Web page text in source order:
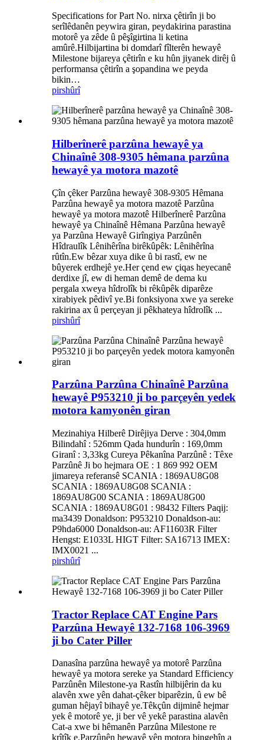
Specifications for Part No. nirxa çêtirîn ji bo
serîlêdanên peywira giran, peydakirina parastina
motorê ya zêde û pêşîgirtina li ketina
amûrê.Hilbijartina bi domdarî fîlterên hewayê
Milestone bijareya çêtirîn e ku hûn jiyanek dirêj û
performansa çêtirîn a şopandina we peyda
bikin…
pirshûrî
Hilberînerê parzûna hewayê ya
Chinaînê 308-9305 hêmana parzûna
hewayê ya motora mazotê
Çîn çêker Parzûna hewayê 308-9305 Hêmana
Parzûna hewayê ya motora mazotê Parzûna
hewayê ya motora mazotê Hilberînerê Parzûna
hewayê ya Chinaînê Hêmana Parzûna hewayê
ya Parzûna Hewayê Girîngiya Parzûnên
Hîdraulîk Lênihêrîna birêkûpêk: Lênihêrîna
rûtîn.Ew bêzar xuya dike û bi rastî, ew ne
bûyerek erdhejê ye.Her çend ew çiqas heyecanê
derdixe jî, ew di heman demê de dema ku
pergala xweya hîdrolîk bi rêkûpêk diparêze
xirabiyek pêdivî ye.Bi fonksiyona xwe ya sereke
rakirina ax û perçeyan ji pêkhateya hîdrolîk ...
pirshûrî
Parzûna Parzûna Chinaînê Parzûna
hewayê P953210 ji bo parçeyên yedek
motora kamyonên giran
Mezinahiya Hilberê Dirêjiya Derve : 304,0mm
Bilindahî : 526mm Qada hundurîn : 169,0mm
Giranî : 3,33kg Cureya Pêkanîna Parzûnê : Têxe
Parzûnê Ji bo hejmara OE : 1 869 992 OEM
jimareya referansê SCANIA : 1869AU8G08
SCANIA : 1869AU8G08 SCANIA :
1869AU8G00 SCANIA : 1869AU8G00
SCANIA : 1869AU8G01 : 98432 Filters Paqij:
ma3439 Donaldson: P953210 Donaldson-au:
P9hda6000 Donaldson-au: AF11603R Filter
Hengst: E1033L HIGT Filter: SA16713 IMEX:
IMX0021 ...
pirshûrî
Tractor Replace CAT Engine Pars
Parzûna Hewayê 132-7168 106-3969
ji bo Cater Piller
Danasîna parzûna hewayê ya motorê Parzûna
hewayê ya motora sereke ya Standard Efficiency
Parzûnên Milestone-ya Rastîn hilbijêrin da ku
alavên xwe yên dahat-çêker biparêzin, û ew bê
guman hêjayî bihayê ye.Têkçûn dijminê hejmar
yek ê motorê ye, ji ber vê yekê parastina alavên
Cat-a xwe bi hêmanên Parzûna Milestone re
krîtîk e.Parzûnên hewayê yên motora bingehîn a